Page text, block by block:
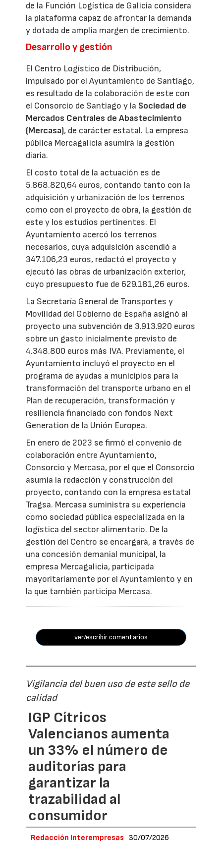
de la Función Logística de Galicia considera
la plataforma capaz de afrontar la demanda
y dotada de amplia margen de crecimiento.
Desarrollo y gestión
El Centro Logístico de Distribución,
impulsado por el Ayuntamiento de Santiago,
es resultado de la colaboración de este con
el Consorcio de Santiago y la Sociedad de
Mercados Centrales de Abastecimiento
(Mercasa), de carácter estatal. La empresa
pública Mercagalicia asumirá la gestión
diaria.
El costo total de la actuación es de
5.868.820,64 euros, contando tanto con la
adquisición y urbanización de los terrenos
como con el proyecto de obra, la gestión de
este y los estudios pertinentes. El
Ayuntamiento acercó los terrenos
necesarios, cuya adquisición ascendió a
347.106,23 euros, redactó el proyecto y
ejecutó las obras de urbanización exterior,
cuyo presupuesto fue de 629.181,26 euros.
La Secretaría General de Transportes y
Movilidad del Gobierno de España asignó al
proyecto una subvención de 3.913.920 euros
sobre un gasto inicialmente previsto de
4.348.800 euros más IVA. Previamente, el
Ayuntamiento incluyó el proyecto en el
programa de ayudas a municipios para la
transformación del transporte urbano en el
Plan de recuperación, transformación y
resiliencia financiado con fondos Next
Generation de la Unión Europea.
En enero de 2023 se firmó el convenio de
colaboración entre Ayuntamiento,
Consorcio y Mercasa, por el que el Consorcio
asumía la redacción y construcción del
proyecto, contando con la empresa estatal
Tragsa. Mercasa suministra su experiencia
como sociedad pública especializada en la
logística del sector alimentario. De la
gestión del Centro se encargará, a través de
una concesión demanial municipal, la
empresa Mercagalicia, participada
mayoritariamente por el Ayuntamiento y en
la que también participa Mercasa.
ver/escribir comentarios
Vigilancia del buen uso de este sello de
calidad
IGP Cítricos
Valencianos aumenta
un 33% el número de
auditorías para
garantizar la
trazabilidad al
consumidor
Redacción Interempresas 30/07/2026